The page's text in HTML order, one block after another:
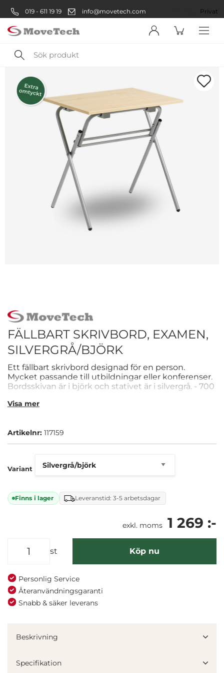
och annonserna till användarna, tillhandahålla funktioner
vidarebefordrar även sådana identifierare och annan
019 - 611 19 19 info@movetech.com Privat
Sök
produkt
FÄLLBART SKRIVBORD, EXAMEN,
SILVERGRÅ/BJÖRK
Ett fällbart skrivbord designad för en person.
Mycket passande till utbildningar eller konferenser.
Bordsskivan är i björk och stativet är i silvergrå. - 700
Visa mer
Artikelnr: 117159
Variant
Finns i lager Leveranstid: 3-5 arbetsdagar
exkl. moms 1 269 :-
st Köp nu
Personlig Service
Återanvändningsgaranti
Snabb & säker leverans
Beskrivning
Specifikation
Välkommen! Välj hur du vill
handla:
Företag
Privatperson
Privat